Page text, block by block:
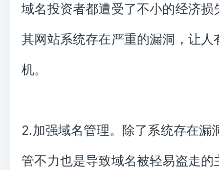
域名投资者都遭受了不小的经济损
其网站系统存在严重的漏洞，让人
机。
2.加强域名管理。除了系统存在漏
管不力也是导致域名被轻易盗走的